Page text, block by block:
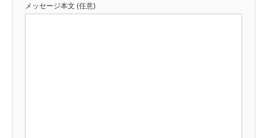
メッセージ本文 (任意)